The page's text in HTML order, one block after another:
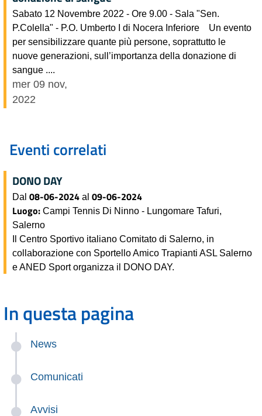
Sabato 12 Novembre 2022 - Ore 9.00 - Sala "Sen.
P.Colella" - P.O. Umberto I di Nocera Inferiore Un evento
per sensibilizzare quante più persone, soprattutto le
nuove generazioni, sull’importanza della donazione di
sangue ....
mer 09 nov,
2022
Eventi correlati
DONO DAY
Dal 08-06-2024 al 09-06-2024
Luogo: Campi Tennis Di Ninno - Lungomare Tafuri,
Salerno
Il Centro Sportivo italiano Comitato di Salerno, in
collaborazione con Sportello Amico Trapianti ASL Salerno
e ANED Sport organizza il DONO DAY.
In questa pagina
News
Comunicati
Avvisi